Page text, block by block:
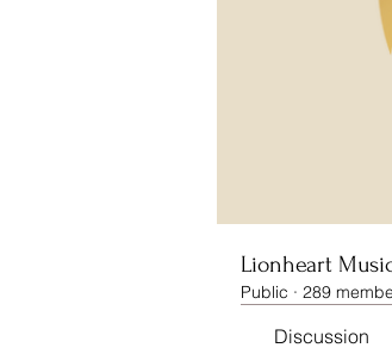
Lionheart
Public · 289
Discussion